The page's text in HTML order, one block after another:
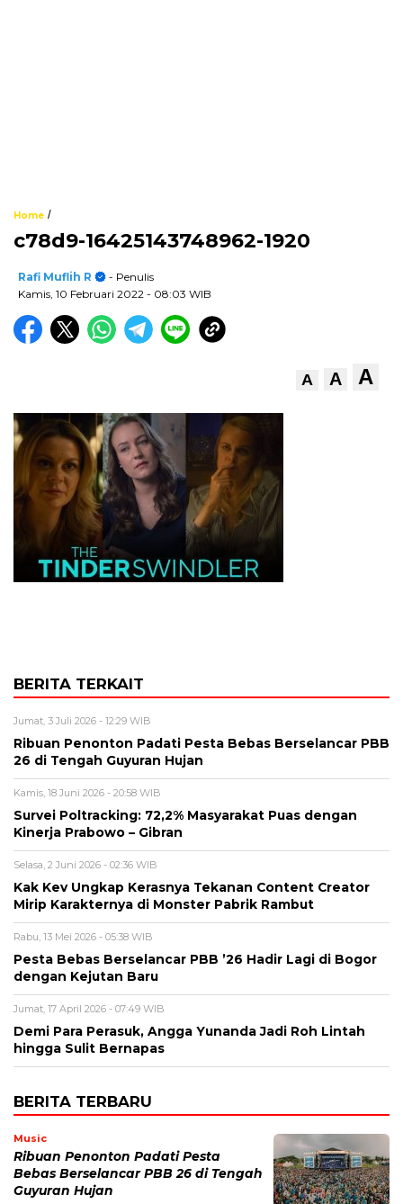
Home /
c78d9-16425143748962-1920
Rafi Muflih R
- Penulis
Kamis, 10 Februari 2022 - 08:03 WIB
A A A
BERITA TERKAIT
Jumat, 3 Juli 2026 - 12:29 WIB
Ribuan Penonton Padati Pesta Bebas Berselancar PBB
26 di Tengah Guyuran Hujan
Kamis, 18 Juni 2026 - 20:58 WIB
Survei Poltracking: 72,2% Masyarakat Puas dengan
Kinerja Prabowo – Gibran
Selasa, 2 Juni 2026 - 02:36 WIB
Kak Kev Ungkap Kerasnya Tekanan Content Creator
Mirip Karakternya di Monster Pabrik Rambut
Rabu, 13 Mei 2026 - 05:38 WIB
Pesta Bebas Berselancar PBB ’26 Hadir Lagi di Bogor
dengan Kejutan Baru
Jumat, 17 April 2026 - 07:49 WIB
Demi Para Perasuk, Angga Yunanda Jadi Roh Lintah
hingga Sulit Bernapas
BERITA TERBARU
Music
Ribuan Penonton Padati Pesta
Bebas Berselancar PBB 26 di Tengah
Guyuran Hujan